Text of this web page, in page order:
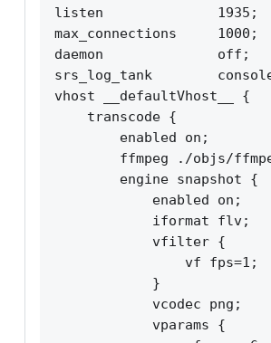
listen              1935;
max_connections     1000;
daemon              off;
srs_log_tank
vhost __defaultVhost__ {
    transcode {
        enabled on;
ffmpeg ./objs/
        engine snapshot {
            enabled on;
            iformat flv;
            vfilter {
                vf fps=1;
            }
            vcodec png;
            vparams {